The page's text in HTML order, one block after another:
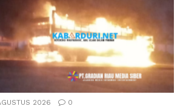
2026 0